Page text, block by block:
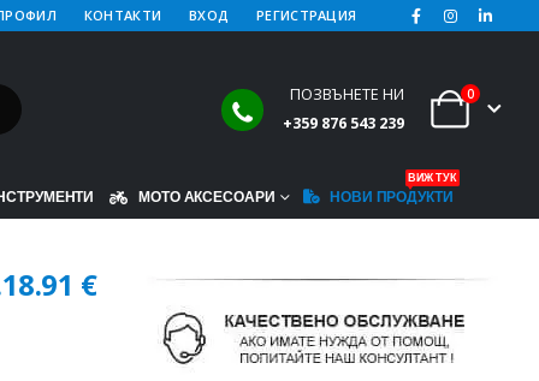
КОНТАКТИ ВХОД РЕГИСТРАЦИЯ
ПОЗВЪНЕТЕ НИ
+359 876 543 239
0
МОТО АКСЕСОАРИ НОВИ ПРОДУКТИ
ВИЖ ТУК
18.91 €